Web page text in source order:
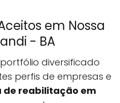
em Nossa
- BA
diversificado
perfis de empresas e
de reabilitação em